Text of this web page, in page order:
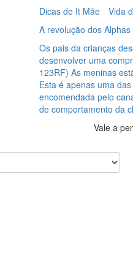
Dicas de It Mãe
Vida
A revolução dos
Os pais da crianças
desenvolver uma
123RF) As meninas
Esta é apenas uma
encomendada pelo
de comportamento da
Vale a